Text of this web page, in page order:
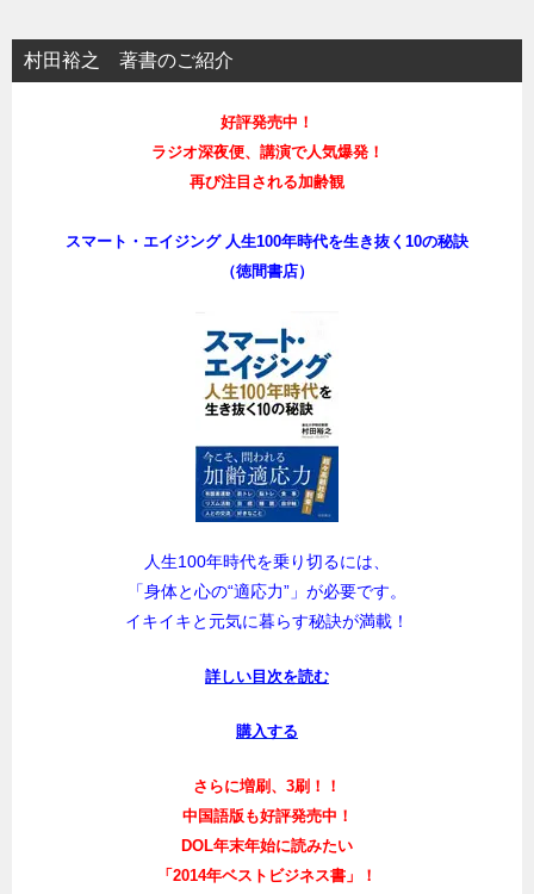
村田裕之 著書のご紹介
好評発売中！
ラジオ深夜便、講演で人気爆発！
再び注目される加齢観
スマート・エイジング 人生100年時代を生き抜く10の秘訣
（徳間書店）
人生100年時代を乗り切るには、
「身体と心の“適応力”」が必要です。
イキイキと元気に暮らす秘訣が満載！
詳しい目次を読む
購入する
さらに増刷、3刷！！
中国語版も好評発売中！
DOL年末年始に読みたい
「2014年ベストビジネス書」！